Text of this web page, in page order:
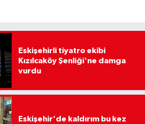
Eskişehirli tiyatro ekibi
Kızılcaköy Şenliği'ne damga
vurdu
Eskişehir'de kaldırım bu kez